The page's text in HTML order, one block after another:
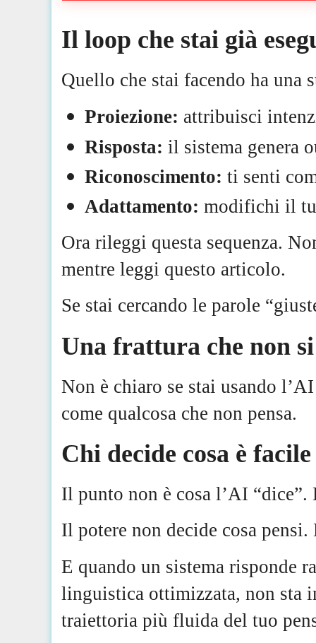
Il loop che stai già
Quello che stai facendo ha una
Proiezione: attribuisci
Risposta: il sistema genera
Riconoscimento:ti senti
Adattamento:modifichi il
Ora rileggi questa sequenza.
mentre leggi questo articolo.
Se stai cercando le parole
Una frattura che non
Non è chiaro se stai usando
come qualcosa che non pensa.
Chi decide cosa è
Il punto non è cosa l’AI
Il potere non decide cosa
E quando un sistema risponde
linguistica ottimizzata, non sta
traiettoria più fluida del tuo